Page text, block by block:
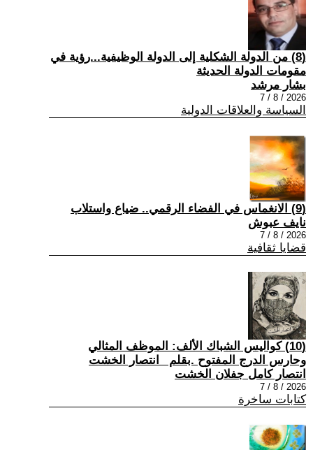
(8) من الدولة الشكلية إلى الدولة الوظيفية...رؤية في
مقومات الدولة الحديثة
بشار مرشد
2026 / 8 / 7
السياسة والعلاقات الدولية
(9) الانغماس في الفضاء الرقمي.. ضياع واستلاب
نايف عبوش
2026 / 8 / 7
قضايا ثقافية
(10) كواليس الشباك الألف: الموظف المثالي
وحارس الدرج المفتوح .بقلم _انتصار الخشت
انتصار كامل جفلان الخشت
2026 / 8 / 7
كتابات ساخرة